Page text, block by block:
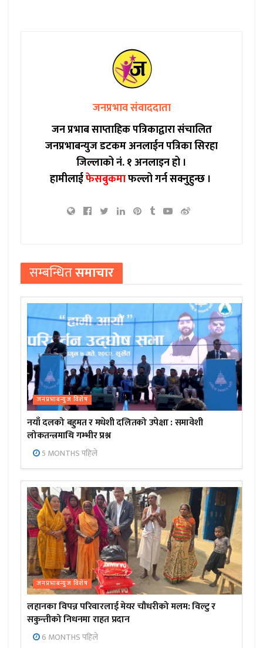
जनप्रभाव संवाददाता
जन प्रभाब साप्ताहिक पत्रिकाद्वारा संचालित
जनप्रभाबन्युज डटकम अनलाईन पत्रिका सिरहा
जिल्लाको नं. १ अनलाइन हो ।
हामीलाईफेसबुकमाफल्लो गर्न सक्नुहुन्छ ।
सम्बन्धितसमाचार
जनप्रभाबन्युज विशेष
नयाँ दलको बहुमत र मधेशी दलितको उपेक्षा : समावेशी
लोकतन्त्रमाथि गम्भीर प्रश्न
5 MONTHS पहिले
जनप्रभाबन्युज विशेष
लहानका विपन्न परिवारलाई मेयर चौधरीको मलम: विल्टु र
सकुन्तीको निधनमा राहत प्रदान
6 MONTHS पहिले